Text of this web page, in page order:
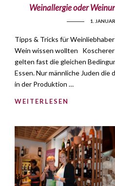
Weinallergie oder
1.
Tipps & Tricks für
Wein wissen wollten Koscherer
gelten fast die gleichen
Essen. Nur männliche Juden die
in der Produktion …
WEITERLESEN